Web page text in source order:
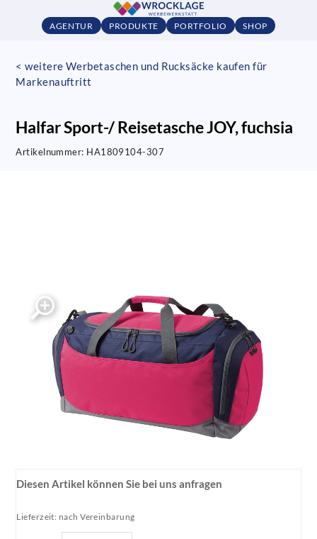
AGENTUR PRODUKTE PORTFOLIO SHOP
< weitere Werbetaschen und Rucksäcke kaufen für
Markenauftritt
Halfar Sport-/ Reisetasche JOY, fuchsia
Artikelnummer: HA1809104-307
Diesen Artikel können Sie bei uns anfragen
Lieferzeit: nach Vereinbarung